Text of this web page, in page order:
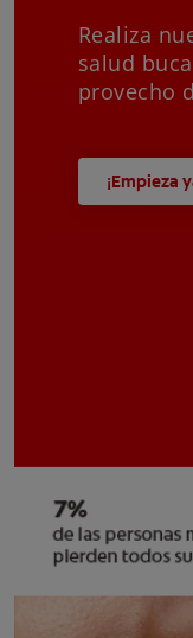
Realiza
salud
provecho
¡Empieza